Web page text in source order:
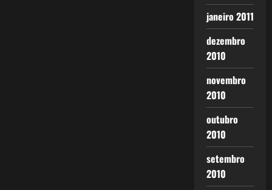
janeiro 2011
dezembro
2010
novembro
2010
outubro
2010
setembro
2010